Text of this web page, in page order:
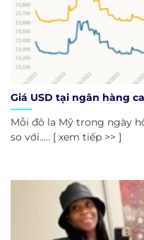
Giá USD tại ngân hàng
Mỗi đô la Mỹ trong ngày
so với..... [ xem tiếp >> ]